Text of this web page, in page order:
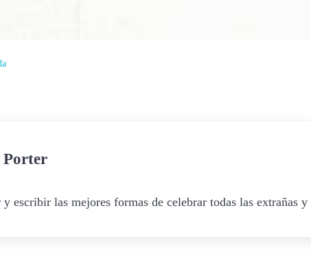
Porter
escribir las mejores formas de celebrar todas las extrañas